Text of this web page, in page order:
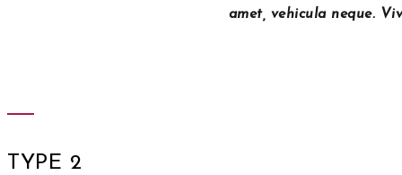
amet, vehicula neque.
TYPE 2